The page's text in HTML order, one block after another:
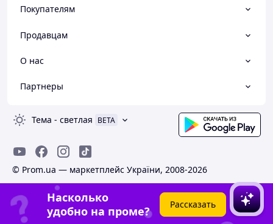
Покупателям
Продавцам
О нас
Партнеры
Тема - светлая BETA
© Prom.ua — маркетплейс України, 2008-2026
Насколько
удобно на проме?
Рассказать